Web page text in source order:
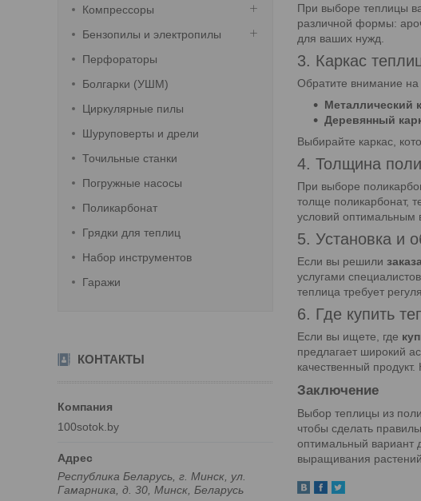
Компрессоры
Бензопилы и электропилы
Перфораторы
Болгарки (УШМ)
Циркулярные пилы
Шуруповерты и дрели
Точильные станки
Погружные насосы
Поликарбонат
Грядки для теплиц
Набор инструментов
Гаражи
КОНТАКТЫ
100sotok.by
Республика Беларусь, г. Минск, ул.
Гамарника, д. 30, Минск, Беларусь
При выборе теплицы
различной формы:
для ваших нужд.
3. Каркас
Обратите внимание
Металлический
Деревянный
Выбирайте каркас,
4. Толщина
При выборе
толще поликарбонат,
условий оптимальным
5. Установка и
Если вы решили
услугами
теплица требует
6. Где купить
Если вы ищете, где
предлагает широкий
качественный
Заключение
Выбор теплицы из
чтобы сделать
оптимальный вариант
выращивания